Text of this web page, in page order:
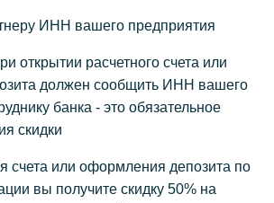
ИНН вашего предприятия
открытии расчетного счета или
должен сообщить ИНН вашего
банка - это обязательное
скидки
счета или оформления депозита по
вы получите скидку 50% на